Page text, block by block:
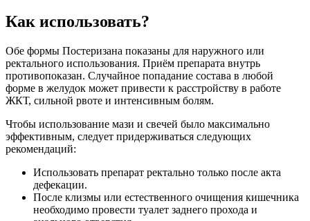
Как использовать?
Обе формы Постеризана показаны для наружного или
ректального использования. Приём препарата внутрь
противопоказан. Случайное попадание состава в любой
форме в желудок может привести к расстройству в работе
ЖКТ, сильной рвоте и интенсивным болям.
Чтобы использование мази и свечей было максимально
эффективным, следует придерживаться следующих
рекомендаций:
Использовать препарат ректально только после акта
дефекации.
После клизмы или естественного очищения кишечника
необходимо провести туалет заднего прохода и